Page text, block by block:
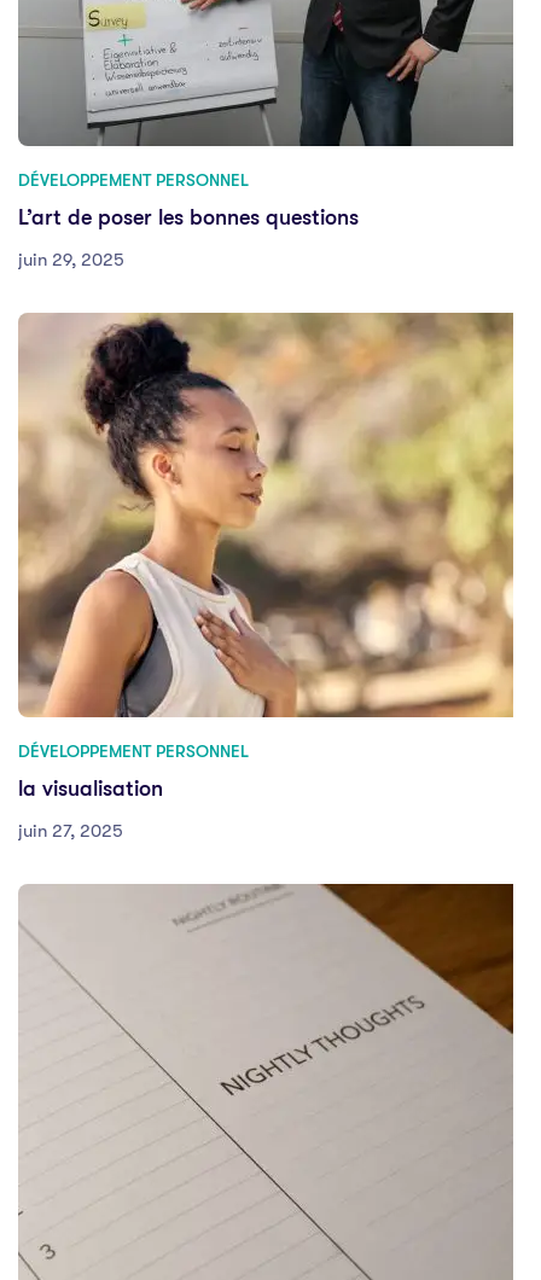
DÉVELOPPEMENT PERSONNEL
L’art de poser les bonnes questions
juin 29, 2025
DÉVELOPPEMENT PERSONNEL
la visualisation
juin 27, 2025